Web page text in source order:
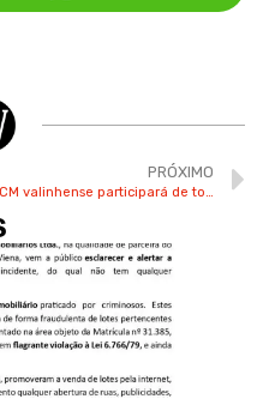
PRÓXIMO
GCM valinhense participará de torneio internacional de fisiculturismo